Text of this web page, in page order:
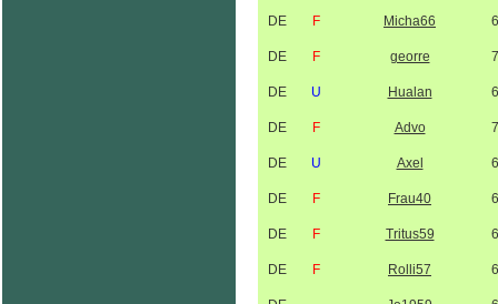
DE F Micha66
DE F georre
DE U Hualan
DE F Advo
DE U Axel
DE F Frau40
DE F Tritus59
DE F Rolli57